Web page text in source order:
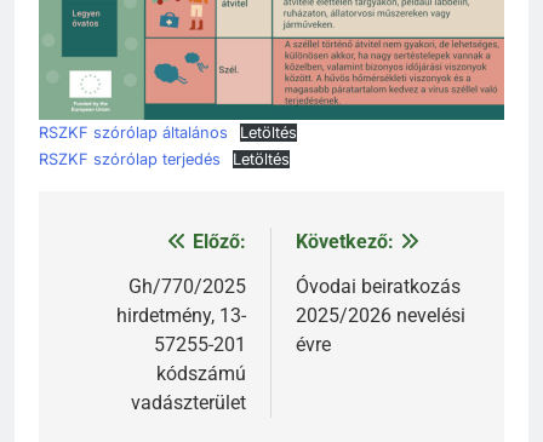
RSZKF szórólap általános
Letöltés
RSZKF szórólap terjedés
Letöltés
Bejegyzés
navigáció
Előző:
Gh/770/2025
hirdetmény, 13-
57255-201
kódszámú
vadászterület
Következő:
Óvodai beiratkozás
2025/2026 nevelési
évre